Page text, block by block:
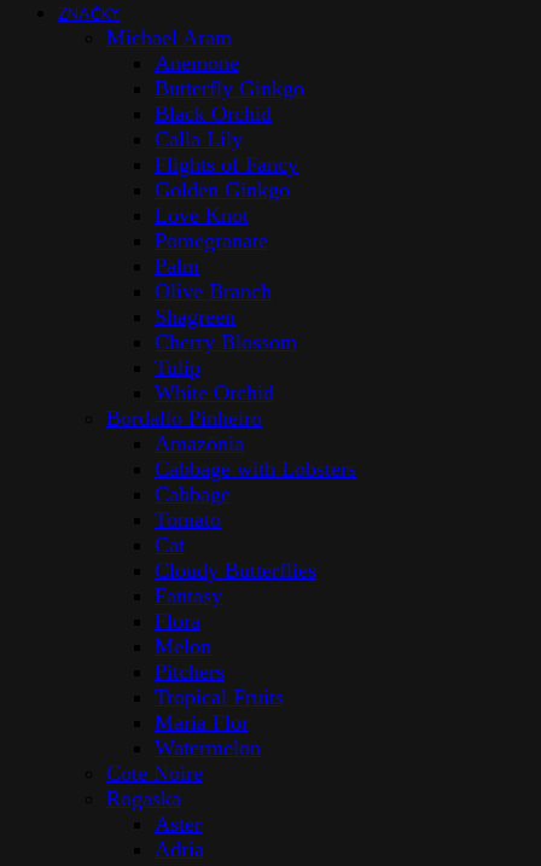
ZNAČKY
Michael Aram
Anemone
Butterfly Ginkgo
Black Orchid
Calla Lily
Flights of Fancy
Golden Ginkgo
Love Knot
Pomegranate
Palm
Olive Branch
Shagreen
Cherry Blossom
Tulip
White Orchid
Bordallo Pinheiro
Amazōnia
Cabbage with Lobsters
Cabbage
Tomato
Cat
Cloudy Butterflies
Fantasy
Flora
Melon
Pitchers
Tropical Fruits
Maria Flor
Watermelon
Cote Noire
Rogaska
Aster
Adria